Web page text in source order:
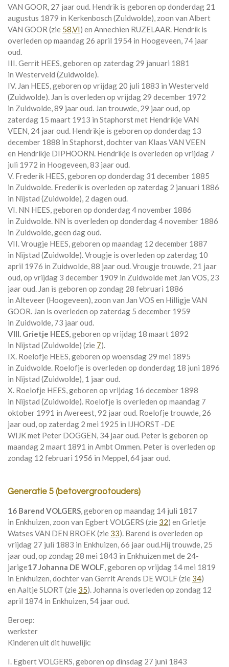
VAN GOOR, 27 jaar oud. Hendrik is geboren op donderdag 21
augustus 1879 in Kerkenbosch (Zuidwolde), zoon van Albert
VAN GOOR (zie 58,VI) en Annechien RUZELAAR. Hendrik is
overleden op maandag 26 april 1954 in Hoogeveen, 74 jaar
oud.
III. Gerrit HEES, geboren op zaterdag 29 januari 1881
in Westerveld (Zuidwolde).
IV. Jan HEES, geboren op vrijdag 20 juli 1883 in Westerveld
(Zuidwolde). Jan is overleden op vrijdag 29 december 1972
in Zuidwolde, 89 jaar oud. Jan trouwde, 29 jaar oud, op
zaterdag 15 maart 1913 in Staphorstmet Hendrikje VAN
VEEN, 24 jaar oud. Hendrikje is geboren op donderdag 13
december 1888 in Staphorst, dochter van Klaas VAN VEEN
en Hendrikje DIPHOORN. Hendrikje is overleden op vrijdag 7
juli 1972 in Hoogeveen, 83 jaar oud.
V. Frederik HEES, geboren op donderdag 31 december 1885
in Zuidwolde. Frederik is overleden op zaterdag 2 januari 1886
in Nijstad (Zuidwolde), 2 dagen oud.
VI. NN HEES, geboren op donderdag 4 november 1886
in Zuidwolde. NN is overleden op donderdag 4 november 1886
in Zuidwolde, geen dag oud.
VII. Vrougje HEES, geboren op maandag 12 december 1887
in Nijstad (Zuidwolde). Vrougje is overleden op zaterdag 10
april 1976 in Zuidwolde, 88 jaar oud. Vrougje trouwde, 21 jaar
oud, op vrijdag 3 december 1909 in Zuidwoldemet Jan VOS, 23
jaar oud. Jan is geboren op zondag 28 februari 1886
in Alteveer (Hoogeveen), zoon van Jan VOS en Hilligje VAN
GOOR. Jan is overleden op zaterdag 5 december 1959
in Zuidwolde, 73 jaar oud.
VIII. Grietje HEES, geboren op vrijdag 18 maart 1892
in Nijstad (Zuidwolde) (zie 7).
IX. Roelofje HEES, geboren op woensdag 29 mei 1895
in Zuidwolde. Roelofje is overleden op donderdag 18 juni 1896
in Nijstad (Zuidwolde), 1 jaar oud.
X. Roelofje HEES, geboren op vrijdag 16 december 1898
in Nijstad (Zuidwolde). Roelofje is overleden op maandag 7
oktober 1991 in Avereest, 92 jaar oud. Roelofje trouwde, 26
jaar oud, op zaterdag 2 mei 1925 in IJHORST -DE
WIJKmet Peter DOGGEN, 34 jaar oud. Peter is geboren op
maandag 2 maart 1891 in Ambt Ommen. Peter is overleden op
zondag 12 februari 1956 in Meppel, 64 jaar oud.
Generatie 5 (betovergrootouders)
16 Barend VOLGERS , geboren op maandag 14 juli 1817
in Enkhuizen , zoon van Egbert VOLGERS (zie 32) en Grietje
Watses VAN DEN BROEK (zie 33). Barend is overleden op
vrijdag 27 juli 1883 in Enkhuizen , 66 jaar oud. Hij trouwde, 25
jaar oud, op zondag 28 mei 1843 in Enkhuizen met de 24-
jarige17 Johanna DE WOLF , geboren op vrijdag 14 mei 1819
in Enkhuizen , dochter van Gerrit Arends DE WOLF (zie 34)
en Aaltje SLORT (zie 35). Johanna is overleden op zondag 12
april 1874 in Enkhuizen , 54 jaar oud.
Beroep:
werkster
Kinderen uit dit huwelijk:
I. Egbert VOLGERS, geboren op dinsdag 27 juni 1843